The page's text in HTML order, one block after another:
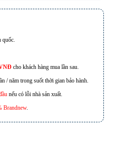
Mai, Hà Nội.
Hải Phòng
4, Quận Tân Bình, Hồ Chí
quốc.
cho khách hàng mua lần sau.
/ năm trong suốt thời gian bảo hành.
nếu có lỗi nhà sản xuất.
Brandnew.